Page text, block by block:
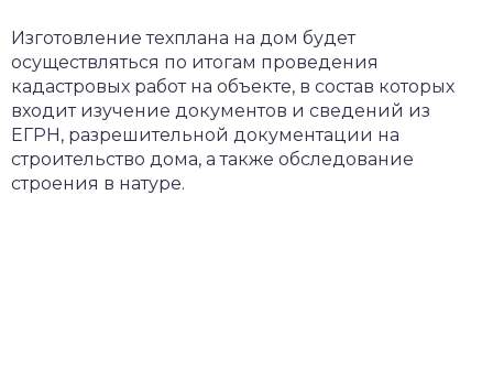
Изготовление техплана на дом будет
осуществляться по итогам проведения
кадастровых работ на объекте, в состав которых
входит изучение документов и сведений из
ЕГРН, разрешительной документации на
строительство дома, а также обследование
строения в натуре.